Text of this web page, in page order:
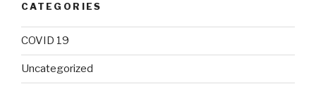
CATEGORIES
COVID 19
Uncategorized